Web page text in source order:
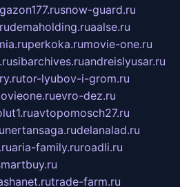
snow-guard.ru
demaholding.ruaalse.ru
perkoka.rumovie-one.ru
sibarchives.ruandreislyusar.ru
tor-lyubov-i-grom.ru
evro-dez.ru
avtopomosch27.ru
nertansaga.rudelanalad.ru
aria-family.ruroadli.ru
trade-farm.ru